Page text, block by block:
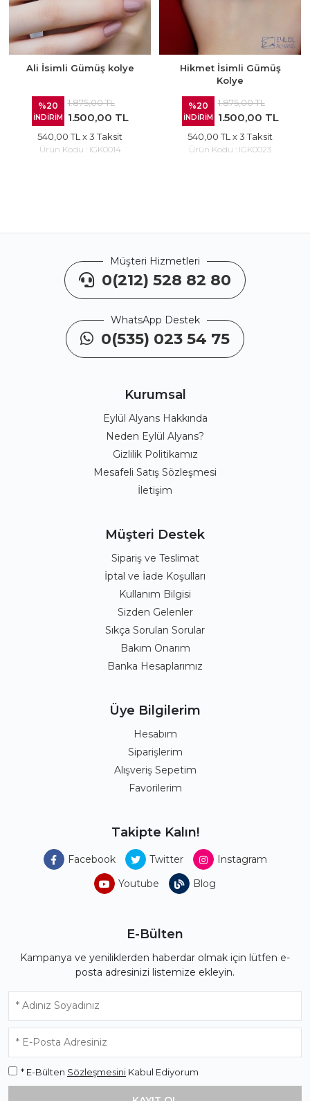
Ali İsimli Gümüş kolye
%20
İNDİRİM
1.875,00 TL
1.500,00 TL
540,00 TL x 3 Taksit
Ürün Kodu : IGK0014
Hikmet İsimli Gümüş
Kolye
%20
İNDİRİM
1.875,00 TL
1.500,00 TL
540,00 TL x 3 Taksit
Ürün Kodu : IGK0023
Müşteri Hizmetleri
0(212) 528 82 80
WhatsApp Destek
0(535) 023 54 75
Kurumsal
Eylül Alyans Hakkında
Neden Eylül Alyans?
Gizlilik Politikamız
Mesafeli Satış Sözleşmesi
İletişim
Müşteri Destek
Sipariş ve Teslimat
İptal ve İade Koşulları
Kullanım Bilgisi
Sizden Gelenler
Sıkça Sorulan Sorular
Bakım Onarım
Banka Hesaplarımız
Üye Bilgilerim
Hesabım
Siparişlerim
Alışveriş Sepetim
Favorilerim
Takipte Kalın!
Facebook Twitter
Instagram
Youtube
Blog
E-Bülten
Kampanya ve yeniliklerden haberdar olmak için lütfen e-
posta adresinizi listemize ekleyin.
* E-Bülten Sözleşmesini Kabul Ediyorum